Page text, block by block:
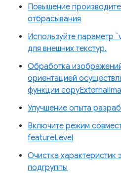
Повышение
отбрасывания
Используйте параметр
для внешних текстур.
Обработка
ориентацией
функции
Улучшение опыта
Включите режим
featureLevel
Очистка характеристик
подгруппы